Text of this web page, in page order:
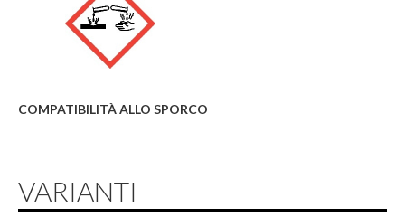
COMPATIBILITÀ ALLO SPORCO
VARIANTI